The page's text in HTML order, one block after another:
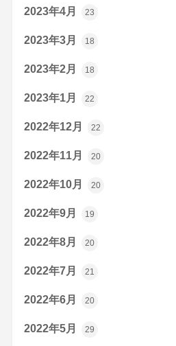
2023年4月 23
2023年3月 18
2023年2月 18
2023年1月 22
2022年12月 22
2022年11月 20
2022年10月 20
2022年9月 19
2022年8月 20
2022年7月 21
2022年6月 20
2022年5月 29